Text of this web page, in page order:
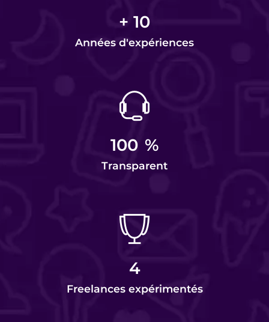
+ 10
Années d'expériences
100 %
Transparent
4
Freelances expérimentés